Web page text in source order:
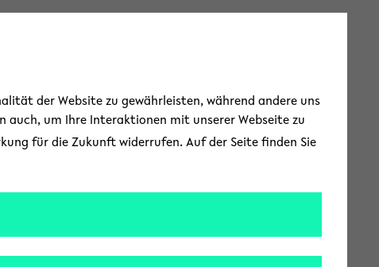
kennt
der Website zu gewährleisten, während andere uns
auch, um Ihre Interaktionen mit unserer Webseite zu
für die Zukunft widerrufen. Auf der Seite finden Sie